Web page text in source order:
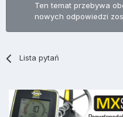
Ten temat przebywa
nowych odpowiedzi
Lista pytań